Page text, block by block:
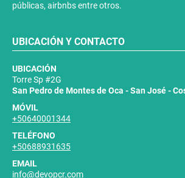
públicas, airbnbs entre otros.
UBICACIÓN
Torre Sp #2G
San Pedro de Montes de Oca - San José -
MÓVIL
+50640001344
TELÉFONO
+50688931635